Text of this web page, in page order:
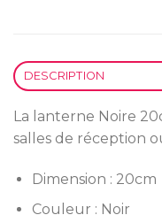
DESCRIPTION
La lanterne Noire
salles de réception
Dimension : 20cm
Couleur : Noir